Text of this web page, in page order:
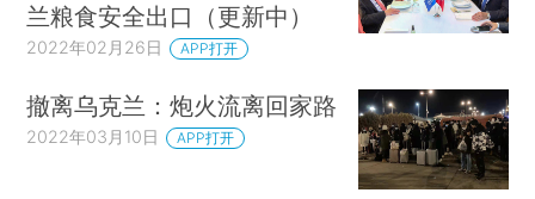
兰粮食安全出口（更新中）
2022年02月26日 APP打开
撤离乌克兰：炮火流离回家路
2022年03月10日 APP打开